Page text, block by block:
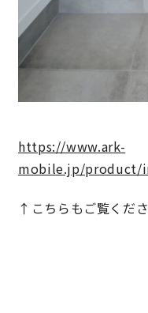
https://www.ark-
mobile.jp/product/
↑こちらもご覧くださ